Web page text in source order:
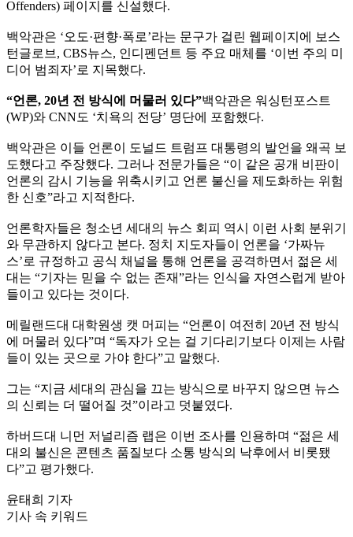
Offenders) 페이지를 신설했다.
백악관은 ‘오도·편향·폭로’라는 문구가 걸린 웹페이지에 보스
턴글로브, CBS뉴스, 인디펜던트 등 주요 매체를 ‘이번 주의 미
디어 범죄자’로 지목했다.
“언론, 20년 전 방식에 머물러 있다”백악관은 워싱턴포스트
(WP)와 CNN도 ‘치욕의 전당’ 명단에 포함했다.
백악관은 이들 언론이 도널드 트럼프 대통령의 발언을 왜곡 보
도했다고 주장했다. 그러나 전문가들은 “이 같은 공개 비판이
언론의 감시 기능을 위축시키고 언론 불신을 제도화하는 위험
한 신호”라고 지적한다.
언론학자들은 청소년 세대의 뉴스 회피 역시 이런 사회 분위기
와 무관하지 않다고 본다. 정치 지도자들이 언론을 ‘가짜뉴
스’로 규정하고 공식 채널을 통해 언론을 공격하면서 젊은 세
대는 “기자는 믿을 수 없는 존재”라는 인식을 자연스럽게 받아
들이고 있다는 것이다.
메릴랜드대 대학원생 캣 머피는 “언론이 여전히 20년 전 방식
에 머물러 있다”며 “독자가 오는 걸 기다리기보다 이제는 사람
들이 있는 곳으로 가야 한다”고 말했다.
그는 “지금 세대의 관심을 끄는 방식으로 바꾸지 않으면 뉴스
의 신뢰는 더 떨어질 것”이라고 덧붙였다.
하버드대 니먼 저널리즘 랩은 이번 조사를 인용하며 “젊은 세
대의 불신은 콘텐츠 품질보다 소통 방식의 낙후에서 비롯됐
다”고 평가했다.
윤태희 기자
기사 속 키워드